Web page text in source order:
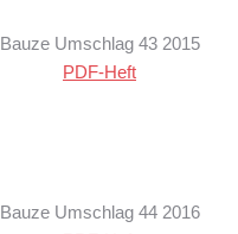
Bauze Umschlag 43 2015
PDF-Heft
Bauze Umschlag 44 2016